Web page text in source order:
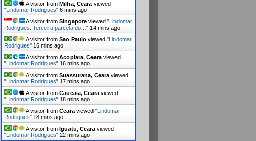
A visitor from Milha, Ceara viewed
" Lindomar Rodrigues" 6 mins ago
A visitor from Singapore viewed " Lindomar
Rodrigues: Terceira parcela do… " 14 mins ago
A visitor from Sao Paulo viewed " Lindomar
Rodrigues" 16 mins ago
A visitor from Acopiara, Ceara viewed
" Lindomar Rodrigues" 16 mins ago
A visitor from Suassurana, Ceara viewed
" Lindomar Rodrigues" 17 mins ago
A visitor from Caucaia, Ceara viewed
" Lindomar Rodrigues" 18 mins ago
A visitor from Ceara viewed " Lindomar
Rodrigues" 18 mins ago
A visitor from Iguatu, Ceara viewed
" Lindomar Rodrigues" 22 mins ago